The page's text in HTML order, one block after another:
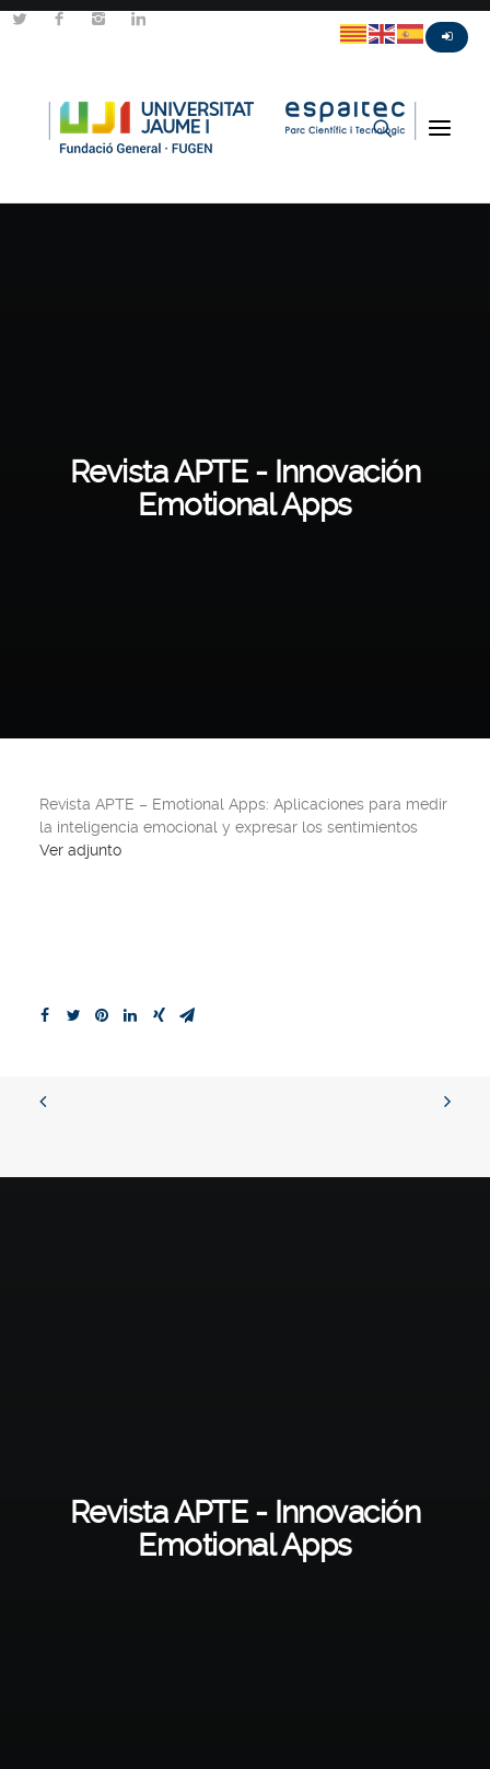
Revista APTE - Innovación
Emotional Apps
Revista APTE – Emotional Apps: Aplicaciones para medir
la inteligencia emocional y expresar los sentimientos
Ver adjunto
Revista APTE - Innovación
Emotional Apps